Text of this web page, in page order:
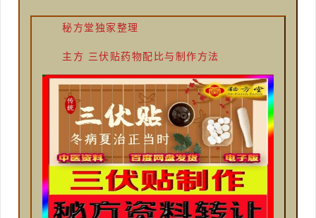
秘方堂独家整理
主方 三伏贴药物配比与制作方法